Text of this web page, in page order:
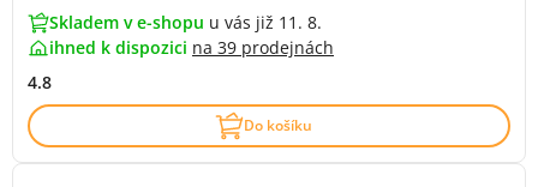
Skladem v e-shopu u vás již 11. 8.
ihned k dispozici na 39 prodejnách
4.8
Do košíku